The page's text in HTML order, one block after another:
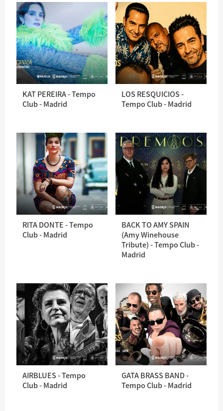
KAT PEREIRA - Tempo
Club - Madrid
LOS RESQUICIOS -
Tempo Club - Madrid
RITA DONTE - Tempo
Club - Madrid
BACK TO AMY SPAIN
(Amy Winehouse
Tribute) - Tempo Club -
Madrid
AIRBLUES - Tempo
Club - Madrid
GATA BRASS BAND -
Tempo Club - Madrid